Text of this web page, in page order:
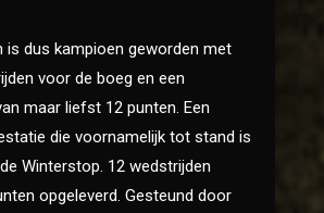
is dus kampioen geworden met
voor de boeg en een
maar liefst 12 punten. Een
die voornamelijk tot stand is
Winterstop. 12 wedstrijden
opgeleverd. Gesteund door